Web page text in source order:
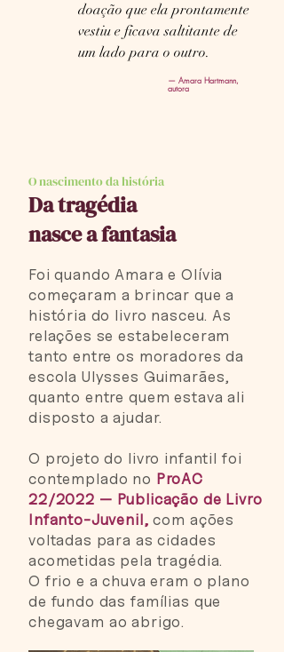
doação que ela prontamente
vestiu e ficava saltitante de
um lado para o outro.
— Amara Hartmann,
autora
O nascimento da história
Da tragédia
nasce a fantasia
Foi quando Amara e Olívia
começaram a brincar que a
história do livro nasceu. As
relações se estabeleceram
tanto entre os moradores da
escola Ulysses Guimarães,
quanto entre quem estava ali
disposto a ajudar.
O projeto do livro infantil foi
contemplado no ProAC
22/2022 — Publicação de Livro
Infanto-Juvenil, com ações
voltadas para as cidades
acometidas pela tragédia.
O frio e a chuva eram o plano
de fundo das famílias que
chegavam ao abrigo.